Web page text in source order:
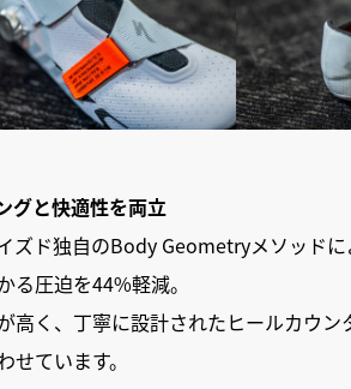
グと快適性を両立
ズド独自のBody Geometryメソッド
る圧迫を44%軽減。
高く、丁寧に設計されたヒールカウ
せています。